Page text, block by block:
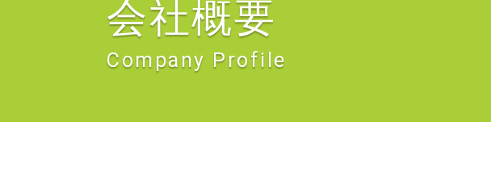
会社概要
Company Profile